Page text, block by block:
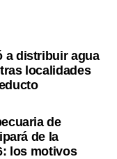
a distribuir agua
localidades
de
de la
los motivos